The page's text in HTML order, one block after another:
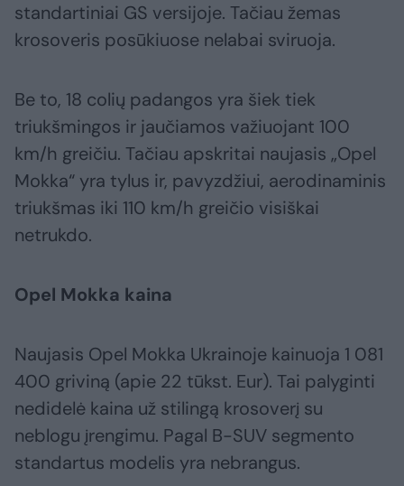
standartiniai GS versijoje. Tačiau žemas
krosoveris posūkiuose nelabai sviruoja.
Be to, 18 colių padangos yra šiek tiek
triukšmingos ir jaučiamos važiuojant 100
km/h greičiu. Tačiau apskritai naujasis „Opel
Mokka“ yra tylus ir, pavyzdžiui, aerodinaminis
triukšmas iki 110 km/h greičio visiškai
netrukdo.
Opel Mokka kaina
Naujasis Opel Mokka Ukrainoje kainuoja 1 081
400 griviną (apie 22 tūkst. Eur). Tai palyginti
nedidelė kaina už stilingą krosoverį su
neblogu įrengimu. Pagal B-SUV segmento
standartus modelis yra nebrangus.